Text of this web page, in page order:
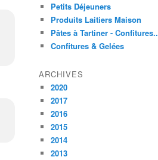
Petits Déjeuners
Produits Laitiers Maison
Pâtes à Tartiner - Confitures..
Confitures & Gelées
ARCHIVES
2020
2017
2016
2015
2014
2013